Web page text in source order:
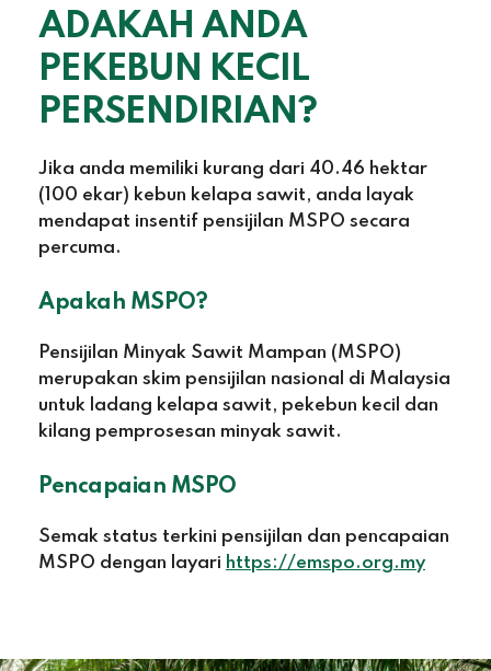
ADAKAH ANDA
PEKEBUN KECIL
PERSENDIRIAN?
Jika anda memiliki kurang dari 40.46 hektar
(100 ekar) kebun kelapa sawit, anda layak
mendapat insentif pensijilan MSPO secara
percuma.
Apakah MSPO?
Pensijilan Minyak Sawit Mampan (MSPO)
merupakan skim pensijilan nasional di Malaysia
untuk ladang kelapa sawit, pekebun kecil dan
kilang pemprosesan minyak sawit.
Pencapaian MSPO
Semak status terkini pensijilan dan pencapaian
MSPO dengan layari https://emspo.org.my